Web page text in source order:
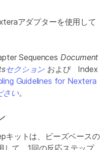
アダプターを使用して
Sequences Document
セクションおよび Index
Guidelines for Nextera
さい。
キットは、ビーズベースの
して、1回の反応ステップ